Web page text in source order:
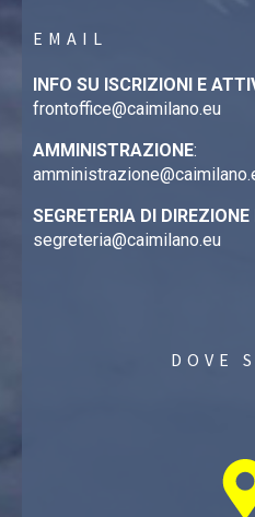
EMAIL
INFO SU ISCRIZIONI E
frontoffice@caimilano.eu
AMMINISTRAZIONE:
SEGRETERIA DI
segreteria@caimilano.eu
DOVE